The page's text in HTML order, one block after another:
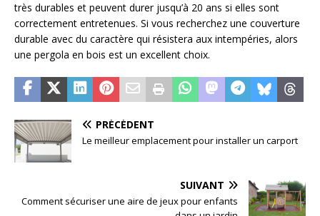
très durables et peuvent durer jusqu’à 20 ans si elles sont
correctement entretenues. Si vous recherchez une couverture
durable avec du caractère qui résistera aux intempéries, alors
une pergola en bois est un excellent choix.
PRÉCÉDENT
Le meilleur emplacement pour installer un carport
SUIVANT
Comment sécuriser une aire de jeux pour enfants